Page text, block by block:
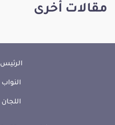
مقالات أخرى
الرئيس
النواب
اللجان